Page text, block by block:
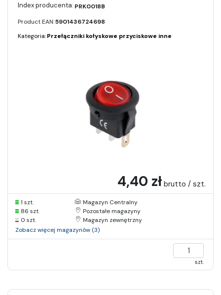
PRK0018B
Product EAN:5901436724698
Kategoria:Przełączniki kołyskowe przyciskowe inne
4,40 zł brutto / szt.
1 szt.
Magazyn Centralny
86 szt.
Pozostałe magazyny
0 szt.
Magazyn zewnętrzny
Zobacz więcej magazynów (3)
szt.